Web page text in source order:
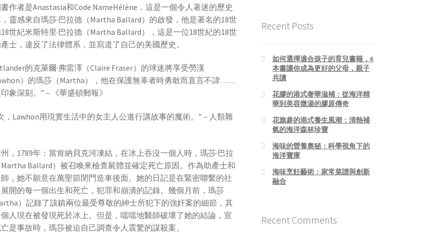
作者是Anastasia和Code NameHélène，這是一個令人著迷的歷史
靈感來自瑪莎·巴拉德（Martha Ballard）的啟發，他是著名的18世
世紀米斯特里·巴拉德（Martha Ballard），這是一位18世紀的18世
士，違反了法律體系，並寫道了自己的美國歷史。
的克萊爾·弗雷澤（Claire Fraser）的球迷將享受勞漢
）的瑪莎（Martha），他在保護無辜者時勇敢而直言不諱……
象深刻。” – 《華盛頓郵報》
，Lawhon用現實生活中的女主人公進行講故事的魔術。” – 人類雜
，1789年：當肯納貝克河凍結，在冰上吞沒一個人時，瑪莎·巴拉
Ballard）被召喚來檢查屍體並確定死亡原因。作為助產士和
，她不願意在萬聖節閉門造車後面。她的日記是在緊密聯繫的社
開的每一個出生和死亡，犯罪和崩潰的記錄。幾個月前，瑪莎
）記錄了該鎮兩位最受尊敬的紳士所犯下的強奸案的細節，其
人現在被發現死於冰上。但是，噹噹地醫師破壞了她的結論，宣
是事故時，瑪莎被迫自己調查令人震驚的謀殺案。
Recent Posts
如何選擇適合孩子的育兒書籍，6
本書讓你成為更好的父母，親子
共讀
花膠的港式奢華滋補：從海洋精
華到美容燉湯的膠原傳奇
花旗參的港式養生風潮：清熱補
氣的海洋森林珍寶
海味的營養奧秘：科學視角下的
海洋寶庫
海味烹飪藝術：家常菜譜與創新
融合
Recent Comments